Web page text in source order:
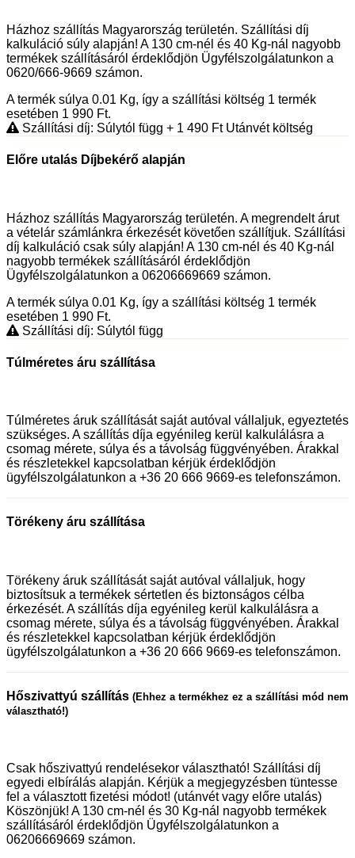
Házhoz szállítás Magyarország területén. Szállítási díj
kalkuláció súly alapján! A 130 cm-nél és 40 Kg-nál nagyobb
termékek szállításáról érdeklődjön Ügyfélszolgálatunkon a
0620/666-9669 számon.
A termék súlya 0.01 Kg, így a szállítási költség 1 termék
esetében 1 990 Ft.
Szállítási díj: Súlytól függ + 1 490 FtUtánvét költség
Előre utalás Díjbekérő alapján
Házhoz szállítás Magyarország területén. A megrendelt árut
a vételár számlánkra érkezését követően szállítjuk. Szállítási
díj kalkuláció csak súly alapján! A 130 cm-nél és 40 Kg-nál
nagyobb termékek szállításáról érdeklődjön
Ügyfélszolgálatunkon a 06206669669 számon.
A termék súlya 0.01 Kg, így a szállítási költség 1 termék
esetében 1 990 Ft.
Szállítási díj: Súlytól függ
Túlméretes áru szállítása
Túlméretes áruk szállítását saját autóval vállaljuk, egyeztetés
szükséges. A szállítás díja egyénileg kerül kalkulálásra a
csomag mérete, súlya és a távolság függvényében. Árakkal
és részletekkel kapcsolatban kérjük érdeklődjön
ügyfélszolgálatunkon a +36 20 666 9669-es telefonszámon.
Törékeny áru szállítása
Törékeny áruk szállítását saját autóval vállaljuk, hogy
biztosítsuk a termékek sértetlen és biztonságos célba
érkezését. A szállítás díja egyénileg kerül kalkulálásra a
csomag mérete, súlya és a távolság függvényében. Árakkal
és részletekkel kapcsolatban kérjük érdeklődjön
ügyfélszolgálatunkon a +36 20 666 9669-es telefonszámon.
Hőszivattyú szállítás (Ehhez a termékhez ez a szállítási mód nem
választható!)
Csak hőszivattyú rendelésekor választható! Szállítási díj
egyedi elbírálás alapján. Kérjük a megjegyzésben tüntesse
fel a választott fizetési módot! (utánvét vagy előre utalás)
Köszönjük! A 130 cm-nél és 30 Kg-nál nagyobb termékek
szállításáról érdeklődjön Ügyfélszolgálatunkon a
06206669669 számon.